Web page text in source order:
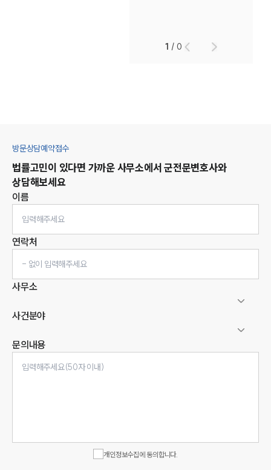
1 /0
방문상담예약접수
법률고민이 있다면 가까운 사무소에서 군전문변호사와
상담해보세요
이름
연락처
사무소
사건분야
문의내용
개인정보수집에 동의합니다.